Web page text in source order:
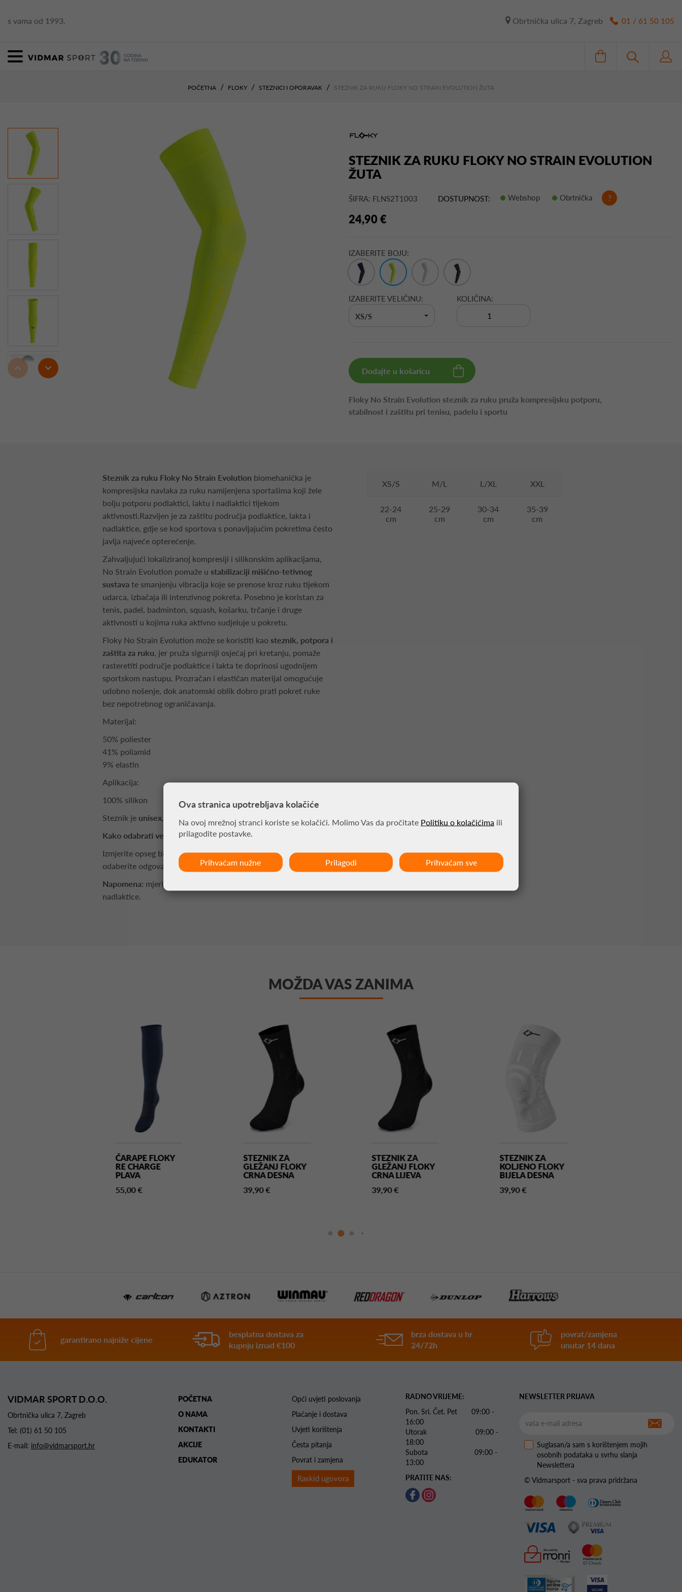
s vama od 1993. Obrtnička ulica 7, Zagreb 01 / 61 50 105
POČETNA FLOKY STEZNICI I OPORAVAK STEZNIK ZA RUKU FLOKY NO STRAIN EVOLUTION ŽUTA
STEZNIK ZA RUKU FLOKY NO STRAIN EVOLUTION
ŽUTA
ŠIFRA: FLNS2T1003 DOSTUPNOST: Webshop Obrtnička ?
24,90 €
IZABERITE BOJU:
IZABERITE VELIČINU:
XS/S
KOLIČINA:
Dodajte u košaricu
Floky No Strain Evolution steznik za ruku pruža kompresijsku potporu,
stabilnost i zaštitu pri tenisu, padelu i sportu
Steznik za ruku Floky No Strain Evolution biomehanička je
kompresijska navlaka za ruku namijenjena sportašima koji žele
bolju potporu podlaktici, laktu i nadlaktici tijekom
aktivnosti.Razvijen je za zaštitu područja podlaktice, lakta i
nadlaktice, gdje se kod sportova s ponavljajućim pokretima često
javlja najveće opterećenje.
Zahvaljujući lokaliziranoj kompresiji i silikonskim aplikacijama,
No Strain Evolution pomaže u stabilizaciji mišićno-tetivnog
sustava te smanjenju vibracija koje se prenose kroz ruku tijekom
udarca, izbačaja ili intenzivnog pokreta. Posebno je koristan za
tenis, padel, badminton, squash, košarku, trčanje i druge
aktivnosti u kojima ruka aktivno sudjeluje u pokretu.
Floky No Strain Evolution može se koristiti kao steznik, potpora i
zaštita za ruku, jer pruža sigurniji osjećaj pri kretanju, pomaže
rasteretiti područje podlaktice i lakta te doprinosi ugodnijem
sportskom nastupu. Prozračan i elastičan materijal omogućuje
udobno nošenje, dok anatomski oblik dobro prati pokret ruke
bez nepotrebnog ograničavanja.
Materijal:
50% poliester
41% poliamid
9% elastin
Aplikacija:
100% silikon
Steznik je unisex.
Kako odabrati veličinu:
Izmjerite opseg bicepsa u centimetrima i prema dobivenoj mjeri
odaberite odgovarajuću veličinu.
Napomena: mjeri se opseg bicepsa, odnosno najširi dio
nadlaktice.
XS/S M/L L/XL XXL
22-24
cm
25-29
cm
30-34
cm
35-39
cm
MOŽDA VAS ZANIMA
ČARAPE FLOKY
RE CHARGE
PLAVA
55,00 €
STEZNIK ZA
GLEŽANJ FLOKY
CRNA DESNA
39,90 €
STEZNIK ZA
GLEŽANJ FLOKY
CRNA LIJEVA
39,90 €
STEZNIK ZA
KOLJENO FLOKY
BIJELA DESNA
39,90 €
garantirano najniže cijene
besplatna dostava za
kupnju iznad €100
brza dostava u hr
24/72h
povrat/zamjena
unutar 14 dana
VIDMAR SPORT D.O.O.
Obrtnička ulica 7, Zagreb
Tel: (01) 61 50 105
E-mail: info@vidmarsport.hr
POČETNA
O NAMA
KONTAKTI
AKCIJE
EDUKATOR
Opći uvjeti poslovanja
Plaćanje i dostava
Uvjeti korištenja
Česta pitanja
Povrat i zamjena
Raskid ugovora
RADNO VRIJEME:
Pon. Sri. Čet. Pet 09:00 -
16:00
Utorak 09:00 -
18:00
Subota 09:00 -
13:00
PRATITE NAS:
NEWSLETTER PRIJAVA
Suglasan/a sam s korištenjem mojih
osobnih podataka u svrhu slanja
Newslettera
© Vidmarsport - sva prava pridržana
Ova stranica upotrebljava kolačiće
Na ovoj mrežnoj stranci koriste se kolačići. Molimo Vas da pročitate Politiku o kolačićima ili
prilagodite postavke.
Prihvaćam nužne Prilagodi Prihvaćam sve